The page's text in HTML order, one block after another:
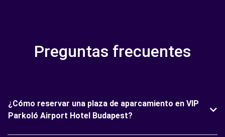
Preguntas frecuentes
¿Cómo reservar una plaza de aparcamiento en VIP
Parkoló Airport Hotel Budapest?